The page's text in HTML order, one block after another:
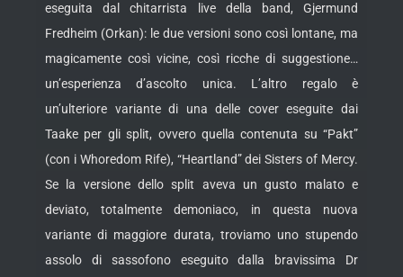
eseguita dal chitarrista live della band, Gjermund
Fredheim (Orkan): le due versioni sono così lontane, ma
magicamente così vicine, così ricche di suggestione…
un’esperienza d’ascolto unica. L’altro regalo è
un’ulteriore variante di una delle cover eseguite dai
Taake per gli split, ovvero quella contenuta su “Pakt”
(con i Whoredom Rife), “Heartland” dei Sisters of Mercy.
Se la versione dello split aveva un gusto malato e
deviato, totalmente demoniaco, in questa nuova
variante di maggiore durata, troviamo uno stupendo
assolo di sassofono eseguito dalla bravissima Dr